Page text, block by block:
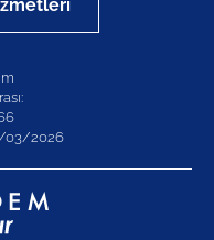
03/2026